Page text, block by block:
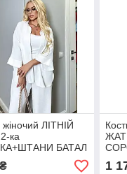
ЛІТНІЙ
ка
БАТАЛ
МОЛОЧНИЙ 032
1